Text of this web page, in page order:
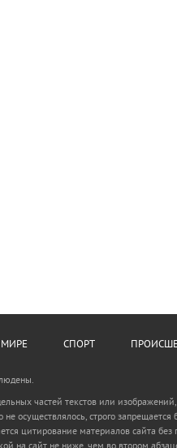
МИРЕ СПОРТ
частей текстов или
осуществлялось, строго
цитирование материалов сайта